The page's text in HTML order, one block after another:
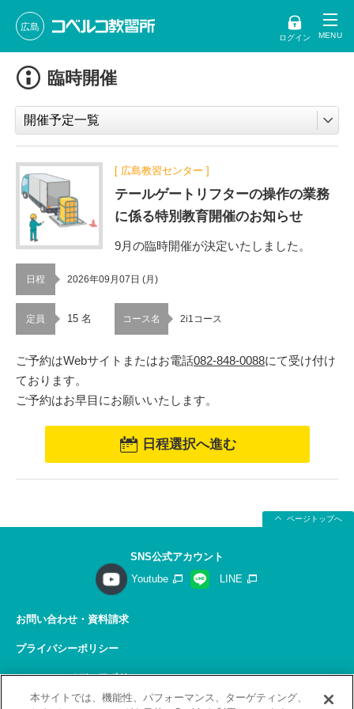
広島
ログイン
臨時開催
[ 広島教習センター ]
テールゲートリフターの操作の業務
に係る特別教育開催のお知らせ
9月の臨時開催が決定いたしました。
日程 2026年09月07日 (月)
定員 15 名 コース名 2i1コース
ご予約はWebサイトまたはお電話082-848-0088にて受け付け
ております。
ご予約はお早目にお願いいたします。
日程選択へ進む
ページトップへ
SNS公式アカウント
Youtube
LINE
お問い合わせ・資料請求
プライバシーポリシー
ソーシャルメディアポリシー
本サイトでは、機能性、パフォーマンス、ターゲティング、